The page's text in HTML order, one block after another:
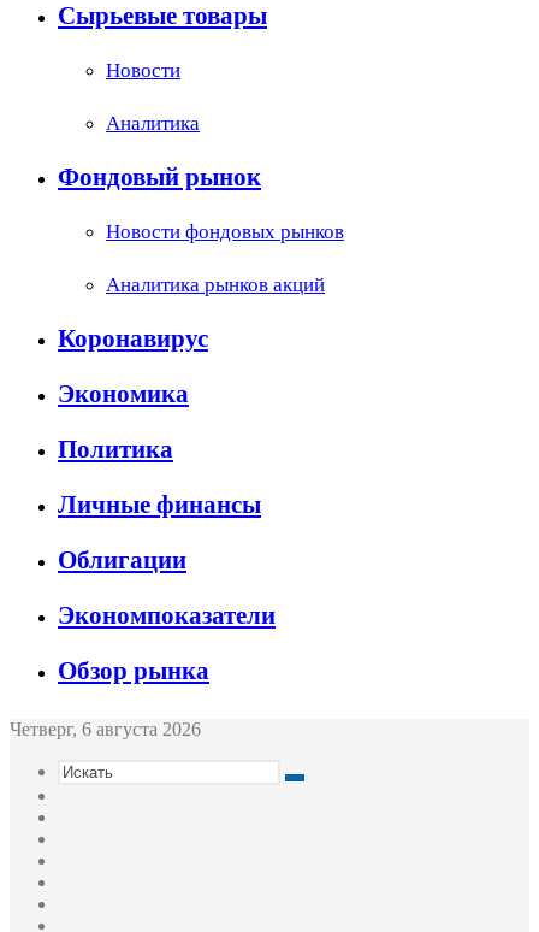
Сырьевые товары
Новости
Аналитика
Фондовый рынок
Новости фондовых рынков
Аналитика рынков акций
Коронавирус
Экономика
Политика
Личные финансы
Облигации
Экономпоказатели
Обзор рынка
Четверг, 6 августа 2026
Искать